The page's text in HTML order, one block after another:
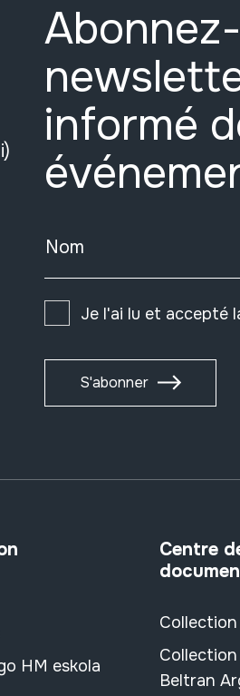
informé
Nom
Je l'ai lu et accepté
S'abonner
HM eskola
Centre
Beltran